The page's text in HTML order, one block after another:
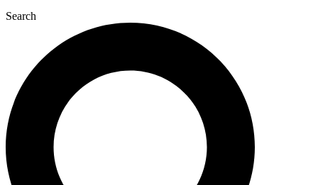
Search